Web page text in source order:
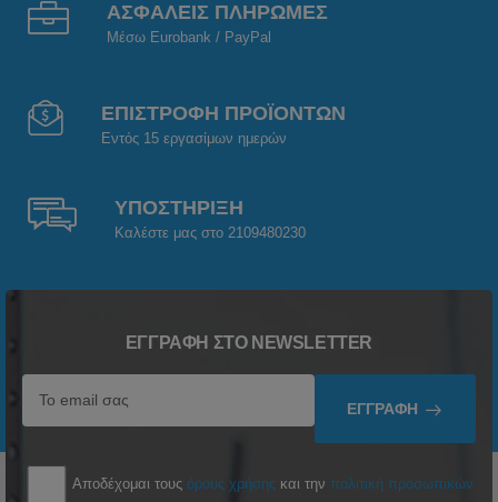
ΑΣΦΑΛΕΙΣ ΠΛΗΡΩΜΕΣ
Μέσω Eurobank / PayPal
ΕΠΙΣΤΡΟΦΗ ΠΡΟΪΟΝΤΩΝ
Εντός 15 εργασίμων ημερών
ΥΠΟΣΤΗΡΙΞΗ
Καλέστε μας στο 2109480230
ΕΓΓΡΑΦΉ ΣΤΟ NEWSLETTER
ΕΓΓΡΑΦΉ
Αποδέχομαι τους όρους χρήσης και την πολιτική προσωπικών